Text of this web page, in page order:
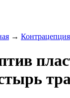
→ Контрацепция